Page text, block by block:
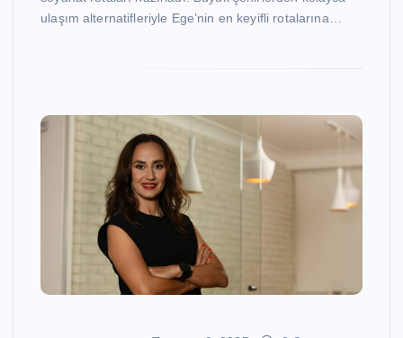
ulaşım alternatifleriyle Ege’nin en keyifli rotalarına…